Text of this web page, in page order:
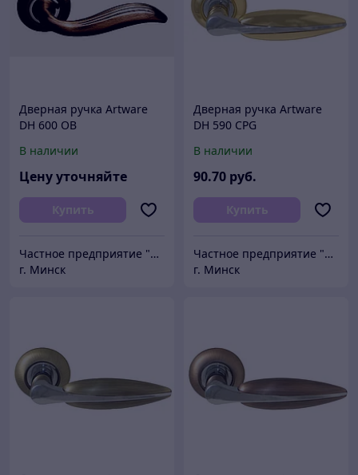
Дверная ручка Artware
DH 600 OB
В наличии
Цену уточняйте
Купить
Частное предприятие "Сибалок"
г. Минск
Дверная ручка Artware
DH 590 CPG
В наличии
90.70 руб.
Купить
Частное предприятие "Сибалок"
г. Минск